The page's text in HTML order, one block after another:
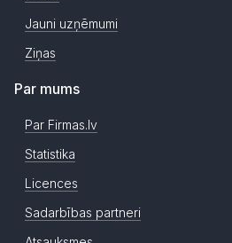
Jauni uzņēmumi
Ziņas
Par mums
Par Firmas.lv
Statistika
Licences
Sadarbības partneri